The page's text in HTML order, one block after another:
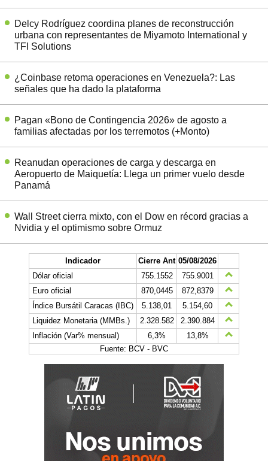
Delcy Rodríguez coordina planes de reconstrucción
urbana con representantes de Miyamoto International y
TFI Solutions
¿Coinbase retoma operaciones en Venezuela?: Las
señales que ha dado la plataforma
Pagan «Bono de Contingencia 2026» de agosto a
familias afectadas por los terremotos (+Monto)
Reanudan operaciones de carga y descarga en
Aeropuerto de Maiquetía: Llega un primer vuelo desde
Panamá
Wall Street cierra mixto, con el Dow en récord gracias a
Nvidia y el optimismo sobre Ormuz
Indicador Cierre Ant 05/08/2026
Dólar oficial
755.1552
755.9001
Euro oficial
870,0445
872,8379
Índice Bursátil Caracas (IBC)
5.138,01
5.154,60
Liquidez Monetaria (MMBs.)
2.328.582
2.390.884
Inflación (Var% mensual)
6,3%
13,8%
Fuente: BCV - BVC